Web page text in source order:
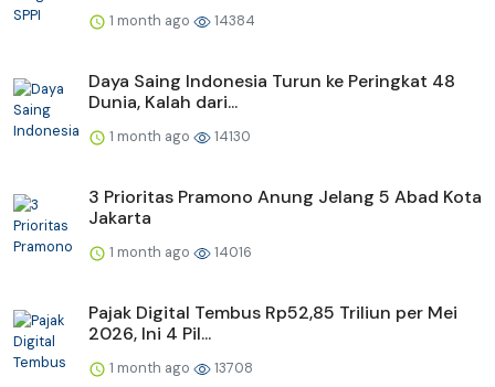
1 month ago 14384
Daya Saing Indonesia Turun ke Peringkat 48
Dunia, Kalah dari...
1 month ago 14130
3 Prioritas Pramono Anung Jelang 5 Abad Kota
Jakarta
1 month ago 14016
Pajak Digital Tembus Rp52,85 Triliun per Mei
2026, Ini 4 Pil...
1 month ago 13708